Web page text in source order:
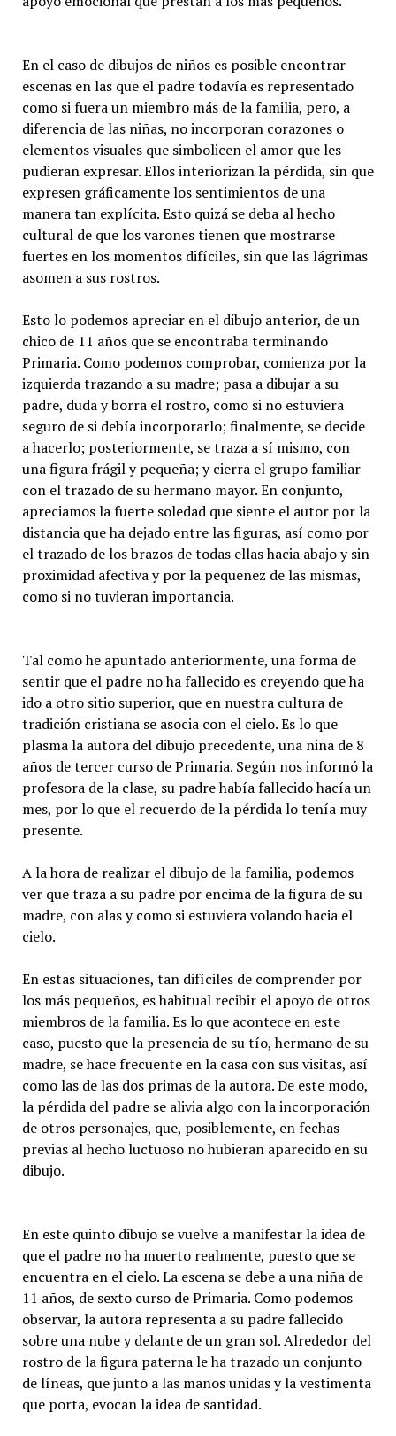
En el caso de dibujos de niños es posible encontrar
escenas en las que el padre todavía es representado
como si fuera un miembro más de la familia, pero, a
diferencia de las niñas, no incorporan corazones o
elementos visuales que simbolicen el amor que les
pudieran expresar. Ellos interiorizan la pérdida, sin que
expresen gráficamente los sentimientos de una
manera tan explícita. Esto quizá se deba al hecho
cultural de que los varones tienen que mostrarse
fuertes en los momentos difíciles, sin que las lágrimas
asomen a sus rostros.
Esto lo podemos apreciar en el dibujo anterior, de un
chico de 11 años que se encontraba terminando
Primaria. Como podemos comprobar, comienza por la
izquierda trazando a su madre; pasa a dibujar a su
padre, duda y borra el rostro, como si no estuviera
seguro de si debía incorporarlo; finalmente, se decide
a hacerlo; posteriormente, se traza a sí mismo, con
una figura frágil y pequeña; y cierra el grupo familiar
con el trazado de su hermano mayor. En conjunto,
apreciamos la fuerte soledad que siente el autor por la
distancia que ha dejado entre las figuras, así como por
el trazado de los brazos de todas ellas hacia abajo y sin
proximidad afectiva y por la pequeñez de las mismas,
como si no tuvieran importancia.
Tal como he apuntado anteriormente, una forma de
sentir que el padre no ha fallecido es creyendo que ha
ido a otro sitio superior, que en nuestra cultura de
tradición cristiana se asocia con el cielo. Es lo que
plasma la autora del dibujo precedente, una niña de 8
años de tercer curso de Primaria. Según nos informó la
profesora de la clase, su padre había fallecido hacía un
mes, por lo que el recuerdo de la pérdida lo tenía muy
presente.
A la hora de realizar el dibujo de la familia, podemos
ver que traza a su padre por encima de la figura de su
madre, con alas y como si estuviera volando hacia el
cielo.
En estas situaciones, tan difíciles de comprender por
los más pequeños, es habitual recibir el apoyo de otros
miembros de la familia. Es lo que acontece en este
caso, puesto que la presencia de su tío, hermano de su
madre, se hace frecuente en la casa con sus visitas, así
como las de las dos primas de la autora. De este modo,
la pérdida del padre se alivia algo con la incorporación
de otros personajes, que, posiblemente, en fechas
previas al hecho luctuoso no hubieran aparecido en su
dibujo.
En este quinto dibujo se vuelve a manifestar la idea de
que el padre no ha muerto realmente, puesto que se
encuentra en el cielo. La escena se debe a una niña de
11 años, de sexto curso de Primaria. Como podemos
observar, la autora representa a su padre fallecido
sobre una nube y delante de un gran sol. Alrededor del
rostro de la figura paterna le ha trazado un conjunto
de líneas, que junto a las manos unidas y la vestimenta
que porta, evocan la idea de santidad.